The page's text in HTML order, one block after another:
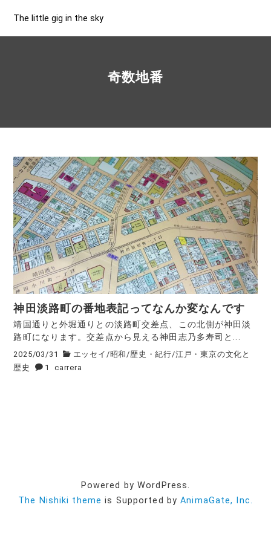
The little gig in the sky
奇数地番
神田淡路町の番地表記ってなんか変なんです
靖国通りと外堀通りとの淡路町交差点、この北側が神田淡
路町になります。交差点から見える神田志乃多寿司と...
2025/03/31 エッセイ /昭和 /歴史・紀行/江戸・東京の文化と
歴史
1 carrera
Powered by WordPress.
The Nishiki theme is Supported byAnimaGate, Inc.